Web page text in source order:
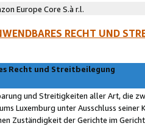
Europe Core S.à r.l.
RECHT UND
Recht und Streitbeilegung
und Streitigkeiten aller Art, die
Luxemburg unter Ausschluss
Zuständigkeit der Gerichte im